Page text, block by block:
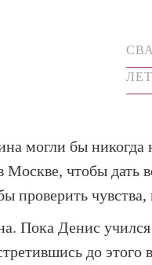
могли бы никогда
чтобы дать
проверить чувства,
Пока Денис
до